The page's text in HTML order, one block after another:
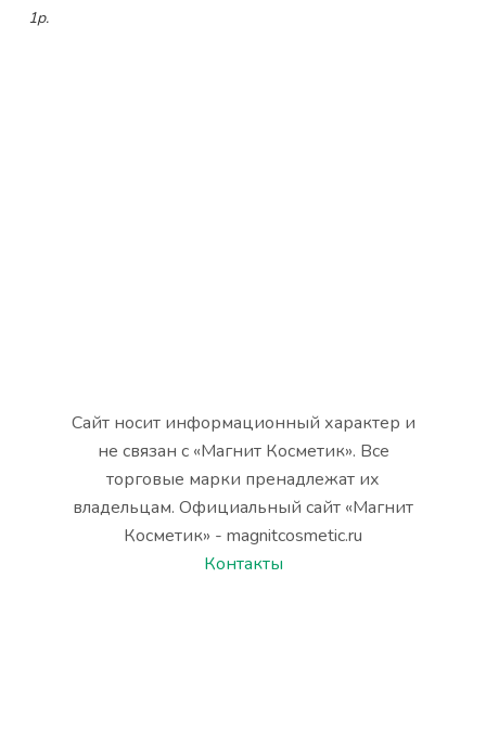
1р.
Сайт носит информационный характер и
не связан с «Магнит Косметик». Все
торговые марки пренадлежат их
владельцам. Официальный сайт «Магнит
Косметик» - magnitcosmetic.ru
Контакты